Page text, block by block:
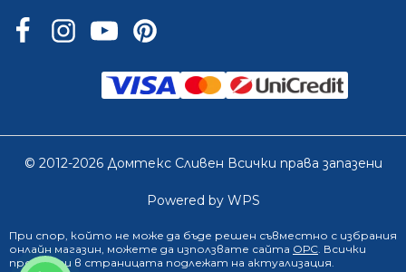
© 2012-2026 Домтекс Сливен Всички права запазени
Powered by WPS
При спор, който не може да бъде решен съвместно с избрания
онлайн магазин , можете да използвате сайта ОРС . Всички
продукти в страницата подлежат на актуализация.